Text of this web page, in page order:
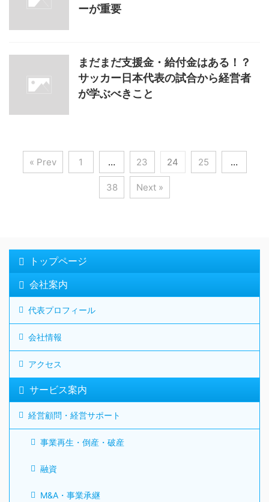
ーが重要
まだまだ支援金・給付金はある！？
サッカー日本代表の試合から経営者
が学ぶべきこと
« Prev 1 … 23 24 25 …
38 Next »
トップページ
会社案内
代表プロフィール
会社情報
アクセス
サービス案内
経営顧問・経営サポート
事業再生・倒産・破産
融資
M&A・事業承継